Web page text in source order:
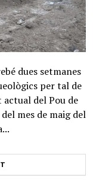
dues setmanes
per tal de
del Pou de
mes de maig del